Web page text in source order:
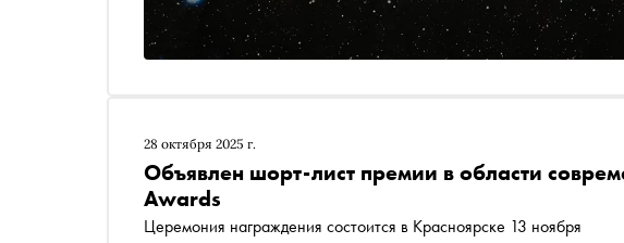
28 октября 2025 г.
Объявлен шорт-лист премии в области
Awards
Церемония награждения состоится в Красноярске 13 ноября